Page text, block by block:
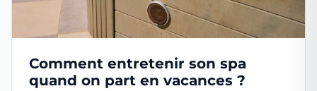
Comment entretenir son spa
quand on part en vacances ?